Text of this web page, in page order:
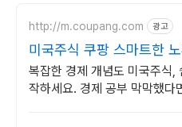
http://m.coupang.com 광고
미국주식 쿠팡 스마트한
복잡한 경제 개념도 미국주식,
작하세요. 경제 공부 막막했다